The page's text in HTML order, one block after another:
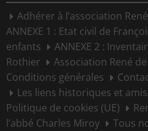
Adhérer à l’association
ANNEXE 1 : Etat civil de
enfants
ANNEXE 2 :
Rothier
Association René
Conditions générales
Les liens historiques et amis
Politique de cookies (UE)
l’abbé Charles Miroy
Tous